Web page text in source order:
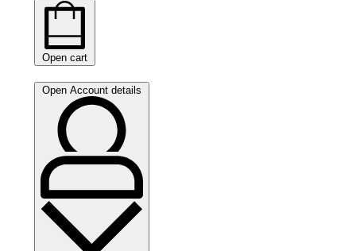
Open cart
Open Account details